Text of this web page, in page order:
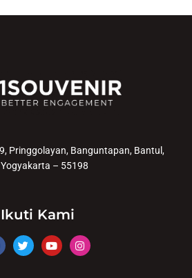
Pringgolayan, Banguntapan, Bantul,
– 55198
Ikuti Kami